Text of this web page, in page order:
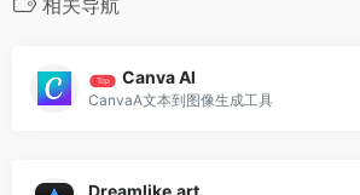
Top Canva Al
CanvaA文本到图像生成工具